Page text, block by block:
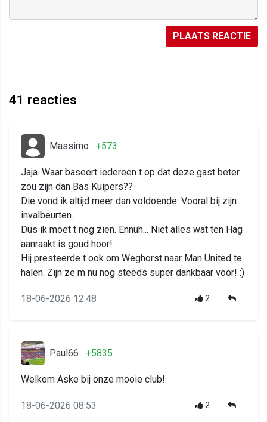
PLAATS REACTIE
41 reacties
Massimo +573
Jaja. Waar baseert iedereen t op dat deze gast beter
zou zijn dan Bas Kuipers??
Die vond ik altijd meer dan voldoende. Vooral bij zijn
invalbeurten.
Dus ik moet t nog zien. Ennuh... Niet alles wat ten Hag
aanraakt is goud hoor!
Hij presteerde t ook om Weghorst naar Man United te
halen. Zijn ze m nu nog steeds super dankbaar voor! :)
18-06-2026 12:48 2
Paul66 +5835
Welkom Aske bij onze mooie club!
18-06-2026 08:53 2